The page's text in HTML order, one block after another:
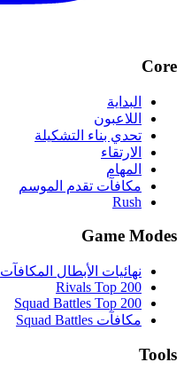
Core
البداية
اللاعبون
تحدي بناء التشكيلة
الارتقاء
المهام
مكافآت تقدم الموسم
Rush
Game Modes
نهائيات الأبطال المكافآت
Rivals Top 200
Squad Battles Top 200
مكافآت Squad Battles
Tools